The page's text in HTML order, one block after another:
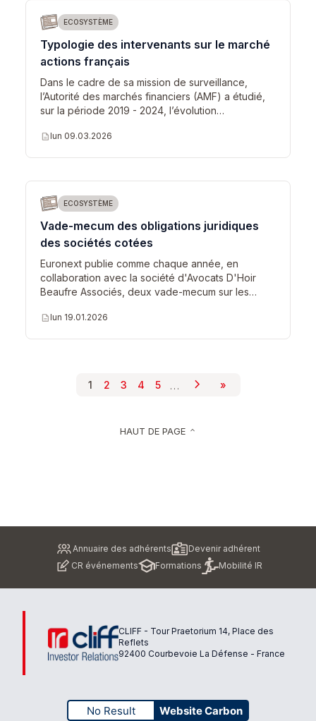
ECOSYSTÈME
Typologie des intervenants sur le marché
actions français
Dans le cadre de sa mission de surveillance,
l’Autorité des marchés financiers (AMF) a étudié,
sur la période 2019 - 2024, l’évolution…
descriptionlun 09.03.2026
ECOSYSTÈME
Vade-mecum des obligations juridiques
des sociétés cotées
Euronext publie comme chaque année, en
collaboration avec la société d'Avocats D'Hoir
Beaufre Associés, deux vade-mecum sur les…
descriptionlun 19.01.2026
Pagination
Page courante
1
Page
2
Page
3
Page
4
Page
5 … Page suivante
chevron_right Dernière page
»
HAUT DE PAGE keyboard_arrow_up
Annuaire des adhérents
Devenir adhérent
CR événements
Formations Mobilité IR
CLIFF - Tour Praetorium 14, Place des
Reflets
92400 Courbevoie La Défense - France
No Result Website Carbon